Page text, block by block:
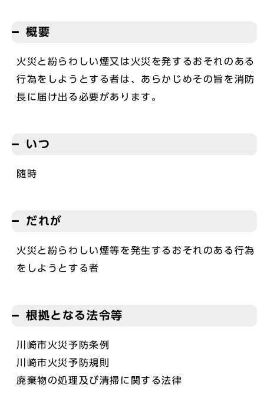
概要
火災と紛らわしい煙又は火災を発するおそれのある
行為をしようとする者は、あらかじめその旨を消防
長に届け出る必要があります。
いつ
随時
だれが
火災と紛らわしい煙等を発生するおそれのある行為
をしようとする者
根拠となる法令等
川崎市火災予防条例
川崎市火災予防規則
廃棄物の処理及び清掃に関する法律